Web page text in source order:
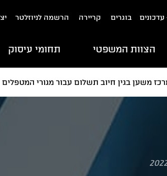
בוגרים קריירה הרשמה לניוזלטר
הצוות המשפטי תחומי עיסוק
משען בגין חיוב תשלום עבור מגורי